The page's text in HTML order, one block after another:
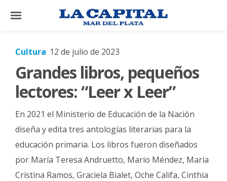
×
El
País
Mundo
La
Zona
Cultura
Cultura 12 de julio de 2023
Grandes libros, pequeños
lectores: “Leer x Leer”
En 2021 el Ministerio de Educación de la Nación
diseña y edita tres antologías literarias para la
educación primaria. Los libros fueron diseñados
por María Teresa Andruetto, Mario Méndez, María
Cristina Ramos, Graciela Bialet, Oche Califa, Cinthia